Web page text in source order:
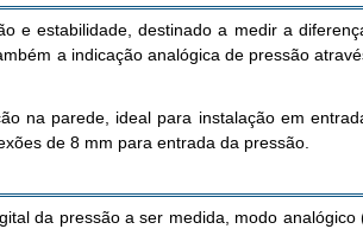
e estabilidade, destinado a medir a
a indicação analógica de pressão
na parede, ideal para instalação em
de 8 mm para entrada da pressão.
da pressão a ser medida, modo analógico